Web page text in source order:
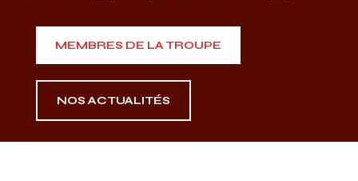
MEMBRES DE LA TROUPE
NOS ACTUALITÉS